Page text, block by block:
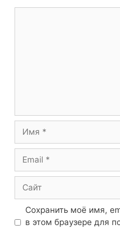
Имя
Email
Сайт
Сохранить моё имя,
в этом браузере для